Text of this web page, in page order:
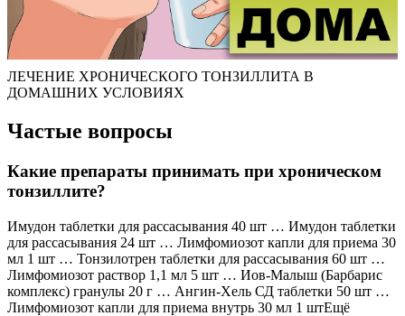
ЛЕЧЕНИЕ ХРОНИЧЕСКОГО ТОНЗИЛЛИТА В
ДОМАШНИХ УСЛОВИЯХ
Частые вопросы
Какие препараты принимать при хроническом
тонзиллите?
Имудон таблетки для рассасывания 40 шт … Имудон таблетки
для рассасывания 24 шт … Лимфомиозот капли для приема 30
мл 1 шт … Тонзилотрен таблетки для рассасывания 60 шт …
Лимфомиозот раствор 1,1 мл 5 шт … Иов-Малыш (Барбарис
комплекс) гранулы 20 г … Ангин-Хель СД таблетки 50 шт …
Лимфомиозот капли для приема внутрь 30 мл 1 штЕщё